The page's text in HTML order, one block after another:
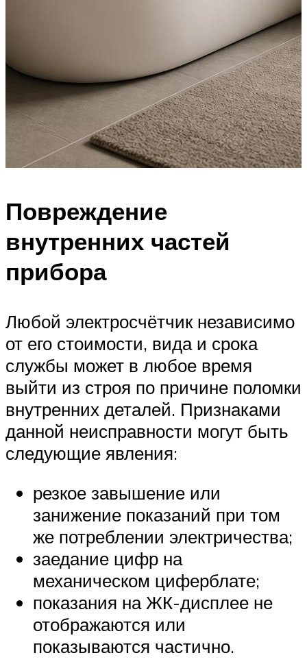
Повреждение
внутренних частей
прибора
Любой электросчётчик независимо
от его стоимости, вида и срока
службы может в любое время
выйти из строя по причине поломки
внутренних деталей. Признаками
данной неисправности могут быть
следующие явления:
резкое завышение или
занижение показаний при том
же потреблении электричества;
заедание цифр на
механическом циферблате;
показания на ЖК-дисплее не
отображаются или
показываются частично.